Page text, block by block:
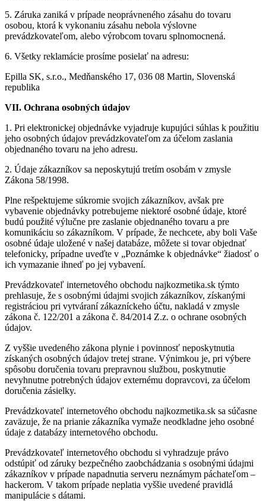
5. Záruka zaniká v prípade neoprávneného zásahu do tovaru
osobou, ktorá k vykonaniu zásahu nebola výslovne
prevádzkovateľom, alebo výrobcom tovaru splnomocnená.
6. Všetky reklamácie prosíme posielať na adresu:
Epilla SK, s.r.o., Medňanského 17, 036 08 Martin, Slovenská
republika
VII. Ochrana osobných údajov
1. Pri elektronickej objednávke vyjadruje kupujúci súhlas k použitiu
jeho osobných údajov prevádzkovateľom za účelom zaslania
objednaného tovaru na jeho adresu.
2. Údaje zákazníkov sa neposkytujú tretím osobám v zmysle
Zákona 58/1998.
Plne rešpektujeme súkromie svojich zákazníkov, avšak pre
vybavenie objednávky potrebujeme niektoré osobné údaje, ktoré
budú použité výlučne pre zaslanie objednaného tovaru a pre
komunikáciu so zákazníkom. V prípade, že nechcete, aby boli Vaše
osobné údaje uložené v našej databáze, môžete si tovar objednať
telefonicky, prípadne uveďte v „Poznámke k objednávke“ žiadosť o
ich vymazanie ihneď po jej vybavení.
Prevádzkovateľ internetového obchodu najkozmetika.sk týmto
prehlasuje, že s osobnými údajmi svojich zákazníkov, získanými
registráciou pri vytváraní zákazníckeho účtu, nakladá v zmysle
zákona č. 122/201 a zákona č. 84/2014 Z.z. o ochrane osobných
údajov.
Z vyššie uvedeného zákona plynie i povinnosť neposkytnutia
získaných osobných údajov tretej strane. Výnimkou je, pri výbere
spôsobu doručenia tovaru prepravnou službou, poskytnutie
nevyhnutne potrebných údajov externému dopravcovi, za účelom
doručenia zásielky.
Prevádzkovateľ internetového obchodu najkozmetika.sk sa súčasne
zaväzuje, že na prianie zákazníka vymaže neodkladne jeho osobné
údaje z databázy internetového obchodu.
Prevádzkovateľ internetového obchodu si vyhradzuje právo
odstúpiť od záruky bezpečného zaobchádzania s osobnými údajmi
zákazníkov v prípade napadnutia serveru neznámym páchateľom –
hackerom. V takom prípade neplatia vyššie uvedené pravidlá
manipulácie s dátami.